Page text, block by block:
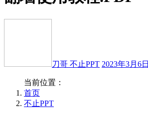
刀哥 不止PPT 2023年3月6日
当前位置：
首页
不止PPT